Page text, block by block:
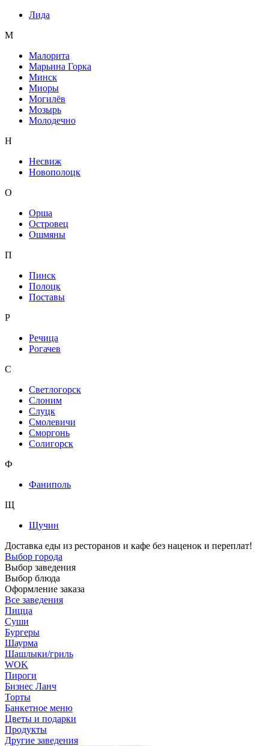
Лида
М
Малорита
Марьина Горка
Минск
Миоры
Могилёв
Мозырь
Молодечно
Н
Несвиж
Новополоцк
О
Орша
Островец
Ошмяны
П
Пинск
Полоцк
Поставы
Р
Речица
Рогачев
С
Светлогорск
Слоним
Слуцк
Смолевичи
Сморгонь
Солигорск
Ф
Фаниполь
Щ
Щучин
Доставка еды из ресторанов и кафе без наценок и переплат!
Выбор города
Выбор заведения
Выбор блюда
Оформление заказа
Все заведения
Пицца
Суши
Бургеры
Шаурма
Шашлыки/гриль
WOK
Пироги
Бизнес Ланч
Торты
Банкетное меню
Цветы и подарки
Продукты
Другие заведения